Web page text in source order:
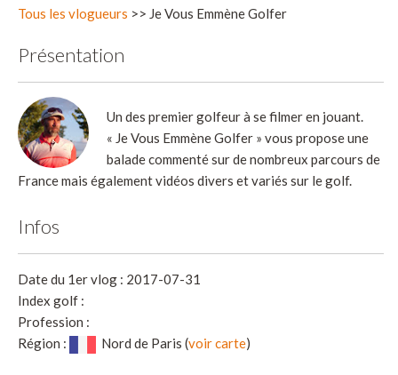
Tous les vlogueurs >> Je Vous Emmène Golfer
Présentation
Un des premier golfeur à se filmer en jouant.
« Je Vous Emmène Golfer » vous propose une
balade commenté sur de nombreux parcours de
France mais également vidéos divers et variés sur le golf.
Infos
Date du 1er vlog : 2017-07-31
Index golf :
Profession :
Région :
Nord de Paris (voir carte)